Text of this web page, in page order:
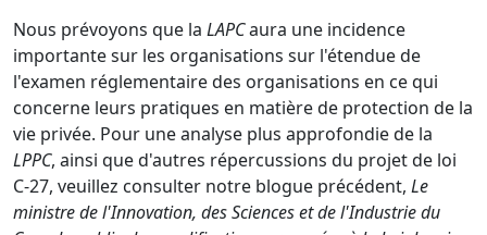
Nous prévoyons que la LAPCaura une incidence
importante sur les organisations sur l'étendue de
l'examen réglementaire des organisations en ce qui
concerne leurs pratiques en matière de protection de la
vie privée. Pour une analyse plus approfondie de la
LPPC, ainsi que d'autres répercussions du projet de loi
C-27, veuillez consulter notre blogue précédent, Le
ministre de l'Innovation, des Sciences et de l'Industrie du